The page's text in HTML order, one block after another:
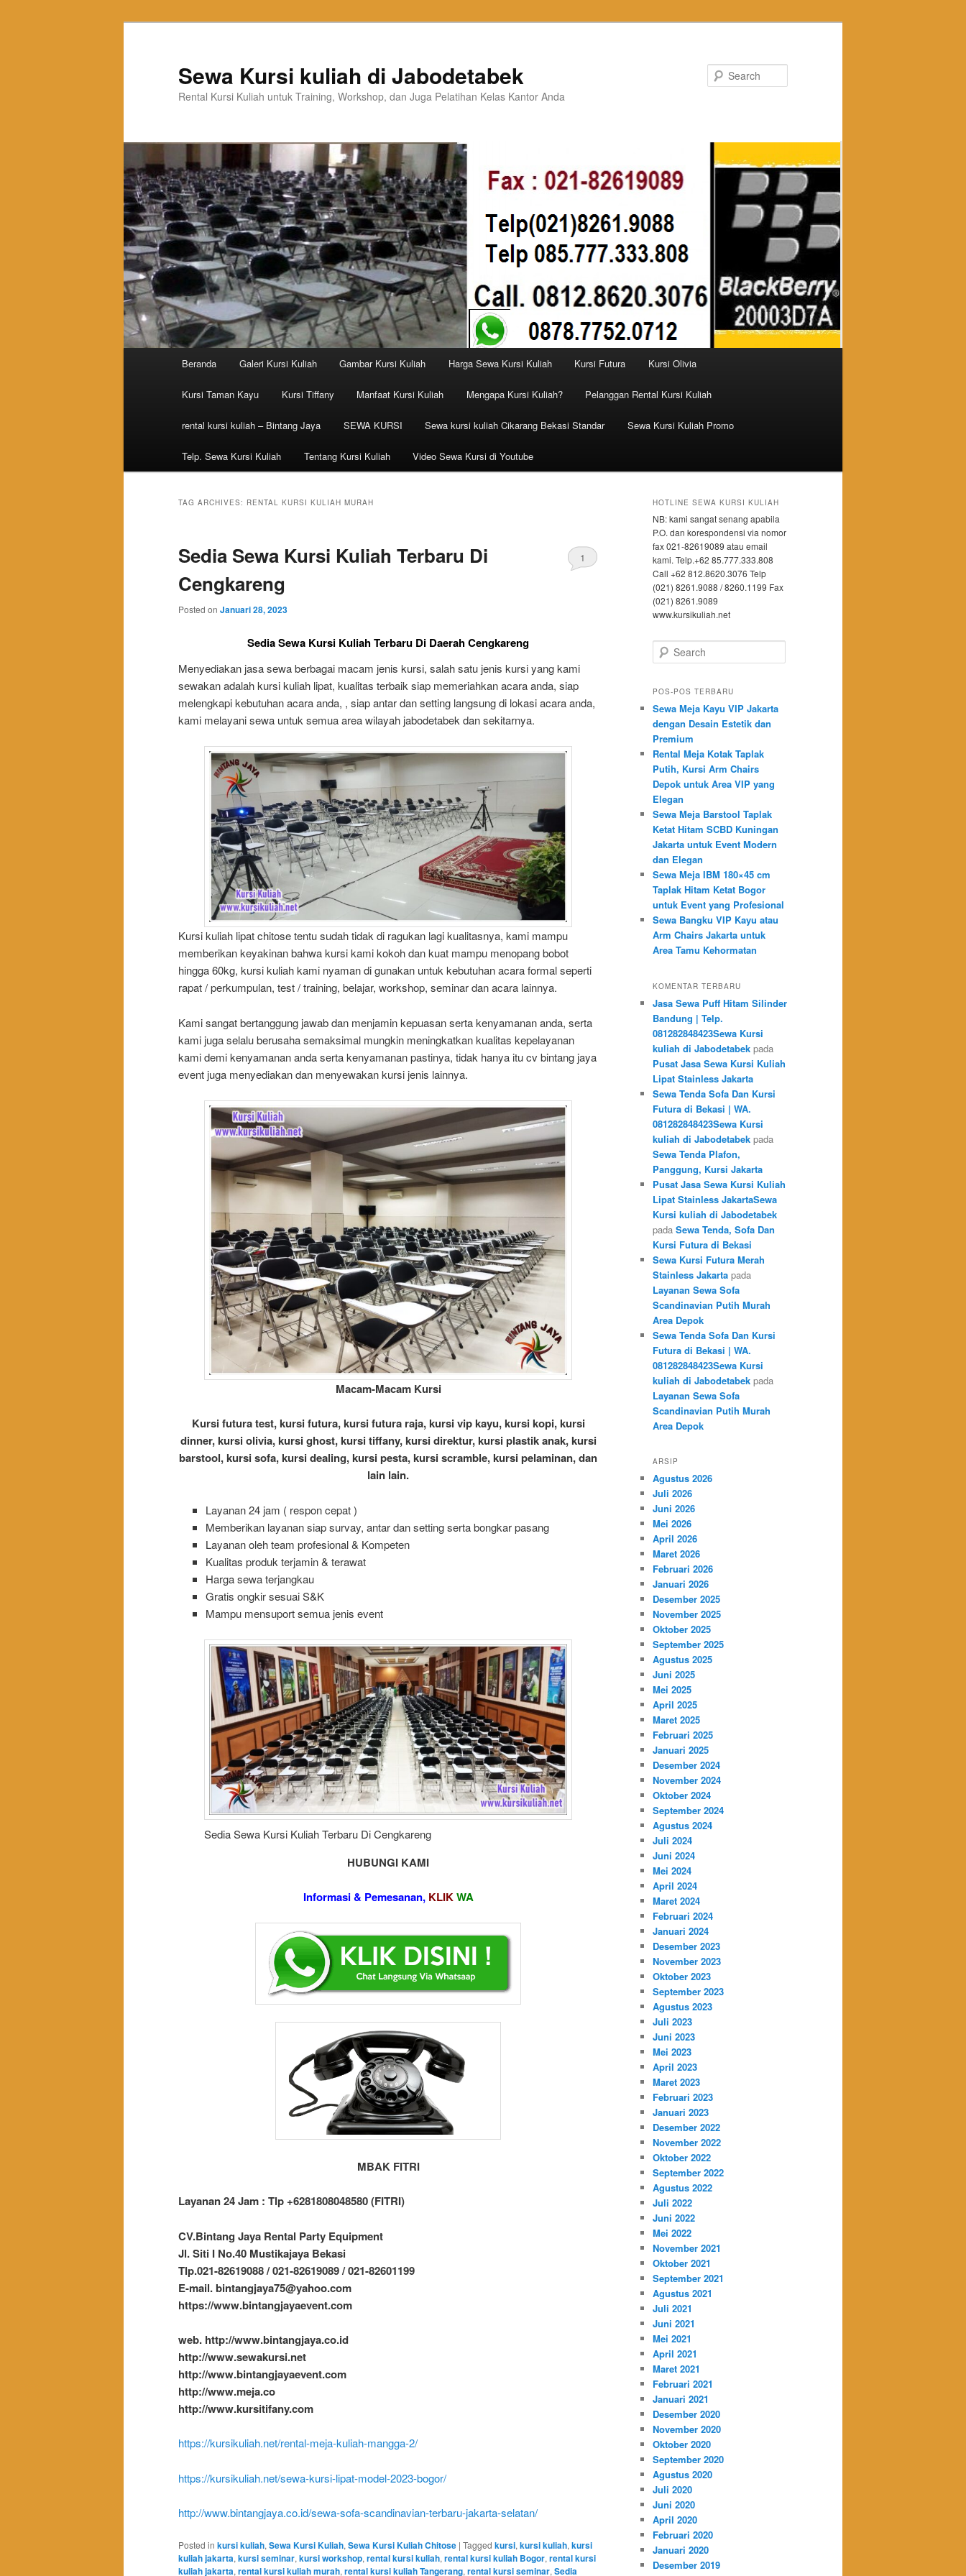
Sewa Kursi kuliah di Jabodetabek
Rental Kursi Kuliah untuk Training, Workshop, dan Juga Pelatihan Kelas Kantor Anda
Skip to primary content
Skip to secondary content
Beranda Galeri Kursi Kuliah Gambar Kursi Kuliah Harga Sewa Kursi Kuliah Kursi Futura Kursi Olivia
Kursi Taman Kayu Kursi Tiffany Manfaat Kursi Kuliah Mengapa Kursi Kuliah? Pelanggan Rental Kursi Kuliah
rental kursi kuliah – Bintang Jaya SEWA KURSI Sewa kursi kuliah Cikarang Bekasi Standar Sewa Kursi Kuliah Promo
Telp. Sewa Kursi Kuliah Tentang Kursi Kuliah Video Sewa Kursi di Youtube
TAG ARCHIVES: RENTAL KURSI KULIAH MURAH
Sedia Sewa Kursi Kuliah Terbaru Di
Cengkareng
Posted on Januari 28, 2023
1
Sedia Sewa Kursi Kuliah Terbaru Di Daerah Cengkareng
Menyediakan jasa sewa berbagai macam jenis kursi, salah satu jenis kursi yang kami
sewakan adalah kursi kuliah lipat, kualitas terbaik siap memeriahkan acara anda, siap
melengkapi kebutuhan acara anda, , siap antar dan setting langsung di lokasi acara anda,
kami melayani sewa untuk semua area wilayah jabodetabek dan sekitarnya.
Kursi kuliah lipat chitose tentu sudah tidak di ragukan lagi kualitasnya, kami mampu
memberikan keyakinan bahwa kursi kami kokoh dan kuat mampu menopang bobot
hingga 60kg, kursi kuliah kami nyaman di gunakan untuk kebutuhan acara formal seperti
rapat / perkumpulan, test / training, belajar, workshop, seminar dan acara lainnya.
Kami sangat bertanggung jawab dan menjamin kepuasan serta kenyamanan anda, serta
kami juga selalu berusaha semaksimal mungkin meningkatkan kualitas kepelayanan
kami demi kenyamanan anda serta kenyamanan pastinya, tidak hanya itu cv bintang jaya
event juga menyediakan dan menyewakan kursi jenis lainnya.
Macam-Macam Kursi
Kursi futura test, kursi futura, kursi futura raja, kursi vip kayu, kursi kopi, kursi
dinner, kursi olivia, kursi ghost, kursi tiffany, kursi direktur, kursi plastik anak, kursi
barstool, kursi sofa, kursi dealing, kursi pesta, kursi scramble, kursi pelaminan, dan
lain lain.
Layanan 24 jam ( respon cepat )
Memberikan layanan siap survay, antar dan setting serta bongkar pasang
Layanan oleh team profesional & Kompeten
Kualitas produk terjamin & terawat
Harga sewa terjangkau
Gratis ongkir sesuai S&K
Mampu mensuport semua jenis event
Sedia Sewa Kursi Kuliah Terbaru Di Cengkareng
HUBUNGI KAMI
Informasi & Pemesanan, KLIK WA
MBAK FITRI
Layanan 24 Jam : Tlp +6281808048580 (FITRI)
CV.Bintang Jaya Rental Party Equipment
Jl. Siti I No.40 Mustikajaya Bekasi
Tlp.021-82619088 / 021-82619089 / 021-82601199
E-mail. bintangjaya75@yahoo.com
https://www.bintangjayaevent.com
web. http://www.bintangjaya.co.id
http://www.sewakursi.net
http://www.bintangjayaevent.com
http://www.meja.co
http://www.kursitifany.com
https://kursikuliah.net/rental-meja-kuliah-mangga-2/
https://kursikuliah.net/sewa-kursi-lipat-model-2023-bogor/
http://www.bintangjaya.co.id/sewa-sofa-scandinavian-terbaru-jakarta-selatan/
Posted in kursi kuliah,Sewa Kursi Kuliah,Sewa Kursi Kuliah Chitose | Tagged kursi,kursi kuliah,kursi
kuliah jakarta,kursi seminar,kursi workshop,rental kursi kuliah,rental kursi kuliah Bogor,rental kursi
kuliah jakarta,rental kursi kuliah murah,rental kursi kuliah Tangerang,rental kursi seminar,Sedia
HOTLINE SEWA KURSI KULIAH
NB: kami sangat senang apabila
P.O. dan korespondensi via nomor
fax 021-82619089 atau email
kami. Telp.+62 85.777.333.808
Call +62 812.8620.3076 Telp
(021) 8261.9088 / 8260.1199 Fax
(021) 8261.9089
www.kursikuliah.net
Search
POS-POS TERBARU
Sewa Meja Kayu VIP Jakarta
dengan Desain Estetik dan
Premium
Rental Meja Kotak Taplak
Putih, Kursi Arm Chairs
Depok untuk Area VIP yang
Elegan
Sewa Meja Barstool Taplak
Ketat Hitam SCBD Kuningan
Jakarta untuk Event Modern
dan Elegan
Sewa Meja IBM 180×45 cm
Taplak Hitam Ketat Bogor
untuk Event yang Profesional
Sewa Bangku VIP Kayu atau
Arm Chairs Jakarta untuk
Area Tamu Kehormatan
KOMENTAR TERBARU
Jasa Sewa Puff Hitam Silinder
Bandung | Telp.
081282848423Sewa Kursi
kuliah di Jabodetabek pada
Pusat Jasa Sewa Kursi Kuliah
Lipat Stainless Jakarta
Sewa Tenda Sofa Dan Kursi
Futura di Bekasi | WA.
081282848423Sewa Kursi
kuliah di Jabodetabek pada
Sewa Tenda Plafon,
Panggung, Kursi Jakarta
Pusat Jasa Sewa Kursi Kuliah
Lipat Stainless JakartaSewa
Kursi kuliah di Jabodetabek
pada Sewa Tenda, Sofa Dan
Kursi Futura di Bekasi
Sewa Kursi Futura Merah
Stainless Jakarta pada
Layanan Sewa Sofa
Scandinavian Putih Murah
Area Depok
Sewa Tenda Sofa Dan Kursi
Futura di Bekasi | WA.
081282848423Sewa Kursi
kuliah di Jabodetabek pada
Layanan Sewa Sofa
Scandinavian Putih Murah
Area Depok
ARSIP
Agustus 2026
Juli 2026
Juni 2026
Mei 2026
April 2026
Maret 2026
Februari 2026
Januari 2026
Desember 2025
November 2025
Oktober 2025
September 2025
Agustus 2025
Juni 2025
Mei 2025
April 2025
Maret 2025
Februari 2025
Januari 2025
Desember 2024
November 2024
Oktober 2024
September 2024
Agustus 2024
Juli 2024
Juni 2024
Mei 2024
April 2024
Maret 2024
Februari 2024
Januari 2024
Desember 2023
November 2023
Oktober 2023
September 2023
Agustus 2023
Juli 2023
Juni 2023
Mei 2023
April 2023
Maret 2023
Februari 2023
Januari 2023
Desember 2022
November 2022
Oktober 2022
September 2022
Agustus 2022
Juli 2022
Juni 2022
Mei 2022
November 2021
Oktober 2021
September 2021
Agustus 2021
Juli 2021
Juni 2021
Mei 2021
April 2021
Maret 2021
Februari 2021
Januari 2021
Desember 2020
November 2020
Oktober 2020
September 2020
Agustus 2020
Juli 2020
Juni 2020
April 2020
Februari 2020
Januari 2020
Desember 2019